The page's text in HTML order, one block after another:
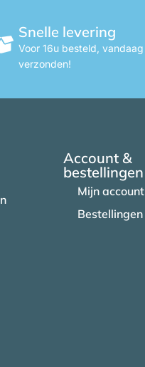
Snelle levering
Voor 16u besteld, vandaag
verzonden!
Account &
bestellingen
Mijn account
Bestellingen